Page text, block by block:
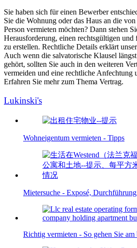
Sie haben sich für einen Bewerber
Sie die Wohnung oder das Haus an die
Person vermieten möchten? Dann stehen
Herausforderung, einen rechtsgültigen
zu erstellen. Rechtliche Details erklärt unser
Auch wenn die salvatorische Klausel
gehört, sollten Sie auch in den weiteren
vermeiden und eine rechtliche Anfechtung
Erfahren Sie mehr zum Thema Vertrag.
Lukinski's
Wohneigentum vermieten - Tipps
Mietersuche - Exposé,
Richtig vermieten - So gehen Sie am